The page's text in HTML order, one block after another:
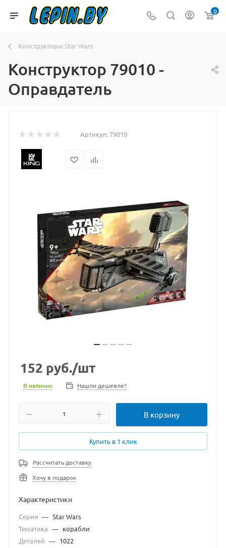
0
Конструкторы Star Wars
Конструктор 79010 -
Оправдатель
Артикул: 79010
152 руб./шт
В наличии Нашли дешевле?
В корзину
Купить в 1 клик
Рассчитать доставку
Хочу в подарок
Характеристики
Серия — Star Wars
Тематика — корабли
Деталей — 1022